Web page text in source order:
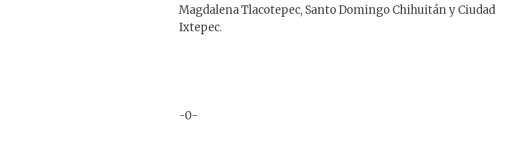
Magdalena Tlacotepec, Santo Domingo Chihuitán y Ciudad
Ixtepec.
-0-